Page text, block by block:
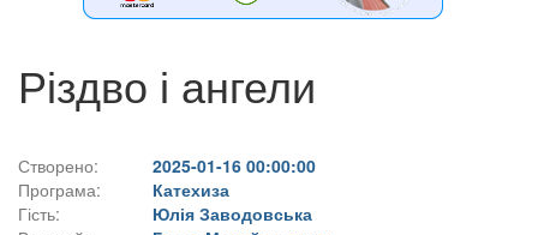
Різдво і ангели
Створено:
2025-01-16 00:00:00
Програма:
Катехиза
Гість:
Юлія Заводовська